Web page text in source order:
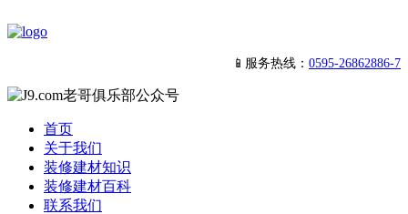
📱服务热线： 0595-26862886-7
首页
关于我们
装修建材知识
装修建材百科
联系我们